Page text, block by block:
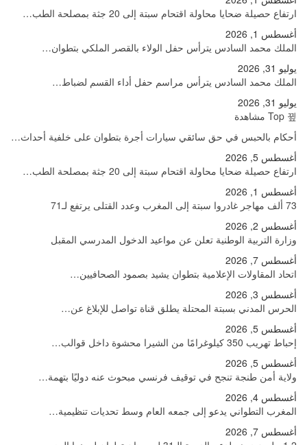
ارتفاع حصيلة ضحايا محاولة اقتحام سبتة إلى 20 جثة بمصلحة الطب…
أغسطس 1, 2026
الملك محمد السادس يترأس حفل الولاء بالقصر الملكي بتطوان…
يوليو 31, 2026
الملك محمد السادس يترأس مراسم حفل أداء القسم لضباط…
يوليو 31, 2026
أحكام بالحبس في حق سائقي سيارات أجرة بتطوان على خلفية أحداث…
أغسطس 5, 2026
ارتفاع حصيلة ضحايا محاولة اقتحام سبتة إلى 20 جثة بمصلحة الطب…
أغسطس 1, 2026
73 ألف مهاجر غادروا سبتة إلى المغرب وعدد القتلى يرتفع لـ71
أغسطس 2, 2026
وزارة التربية الوطنية تعلن عن مواعيد الدخول المدرسي المقبل
أغسطس 7, 2026
اتحاد المقاولات الإعلامية بتطوان يشيد بصمود الصحافيين…
أغسطس 3, 2026
الحرس المدني بسبتة المحتلة يطلق قناة تواصل للإبلاغ عن…
أغسطس 5, 2026
إحباط تهريب 350 كيلوغرامًا من الشيرا محشوة داخل قوالب…
أغسطس 5, 2026
ولاية أمن طنجة تنجح في توقيف فرنسي مبحوث عنه دوليًا بتهمة…
أغسطس 4, 2026
المغرب التطواني يدعو إلى جمعه العام وسط تحديات تنظيمية…
أغسطس 7, 2026